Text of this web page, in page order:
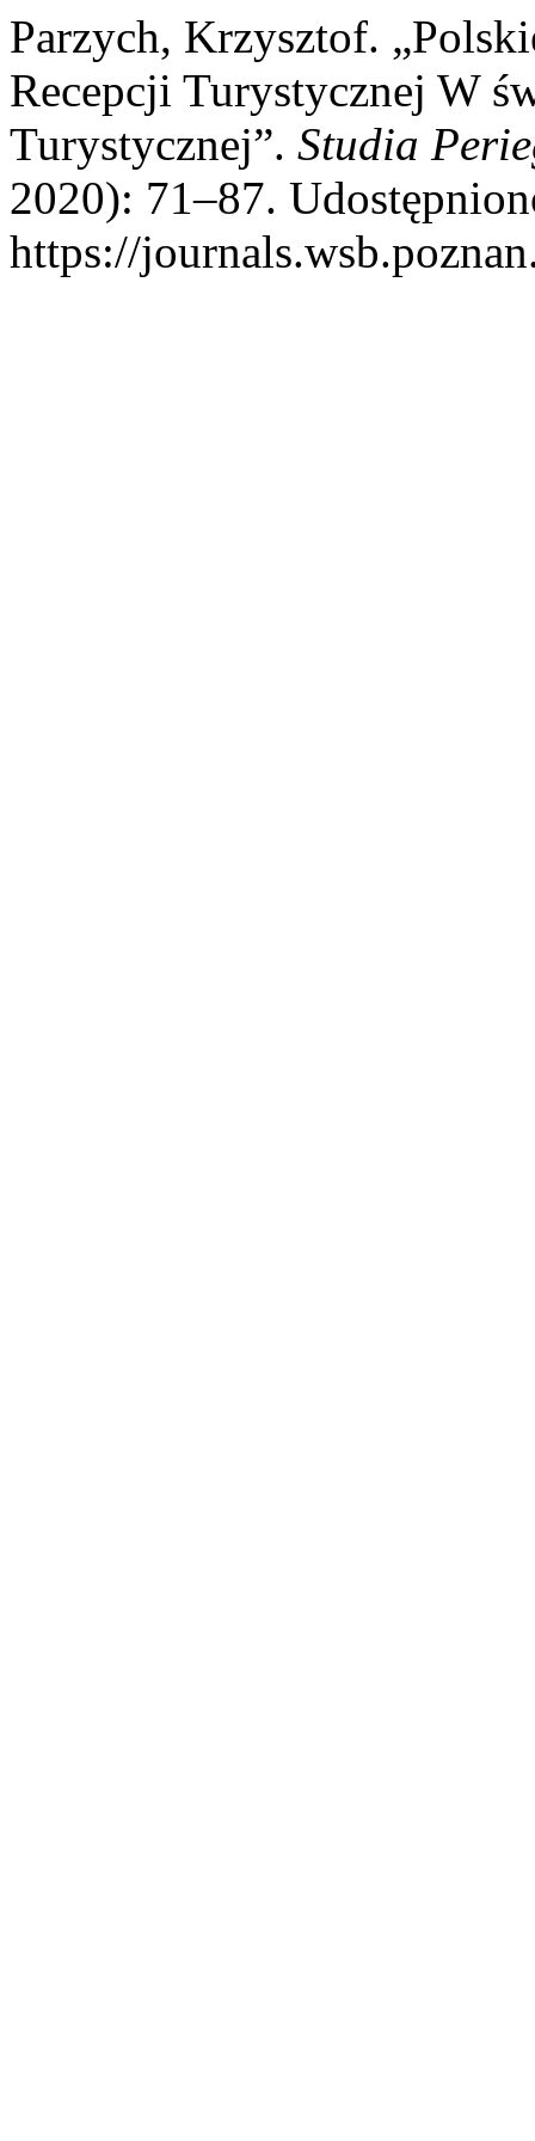
Parzych, Krzysztof.
Recepcji Turystycznej W
Turystycznej”. Studia
2020): 71–87.
https://